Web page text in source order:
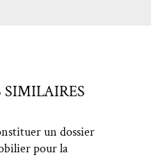
SIMILAIRES
un dossier
pour la